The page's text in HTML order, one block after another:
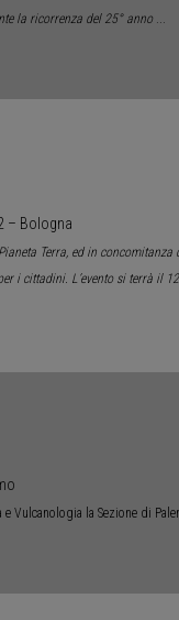
la ricorrenza del 25° anno...
– Bologna
Terra, ed in
i cittadini. L’evento si terrà il
Vulcanologia la Sezione di